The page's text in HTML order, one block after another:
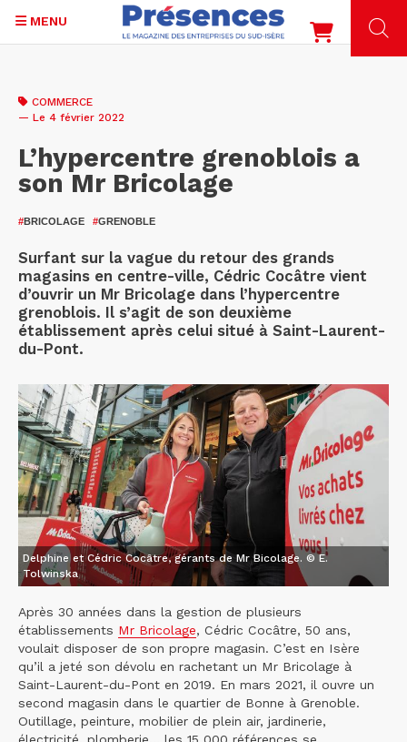
contenu
MENU
COMMERCE
— Le 4 février 2022
L’hypercentre grenoblois a
son Mr Bricolage
#BRICOLAGE #GRENOBLE
Surfant sur la vague du retour des grands
magasins en centre-ville, Cédric Cocâtre vient
d’ouvrir un Mr Bricolage dans l’hypercentre
grenoblois. Il s’agit de son deuxième
établissement après celui situé à Saint-Laurent-
du-Pont.
Delphine et Cédric Cocâtre, gérants de Mr Bicolage. © E.
Tolwinska
Après 30 années dans la gestion de plusieurs
établissements Mr Bricolage, Cédric Cocâtre, 50 ans,
voulait disposer de son propre magasin. C’est en Isère
qu’il a jeté son dévolu en rachetant un Mr Bricolage à
Saint-Laurent-du-Pont en 2019. En mars 2021, il ouvre un
second magasin dans le quartier de Bonne à Grenoble.
Outillage, peinture, mobilier de plein air, jardinerie,